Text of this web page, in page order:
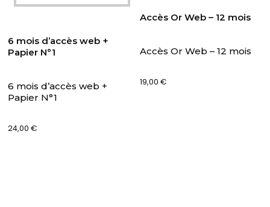
6 mois d’accès web +
Papier N°1
6 mois d’accès web +
Papier N°1
24,00€
Accès Or Web – 12 mois
Accès Or Web – 12 mois
19,00€